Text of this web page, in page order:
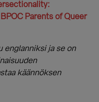
Parents of Queer
ja se on
käännöksen